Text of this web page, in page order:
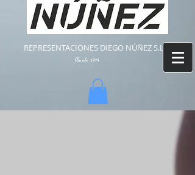
REPRESENTACIONES DIEGO NÚÑEZ S.L.
Desde 1973